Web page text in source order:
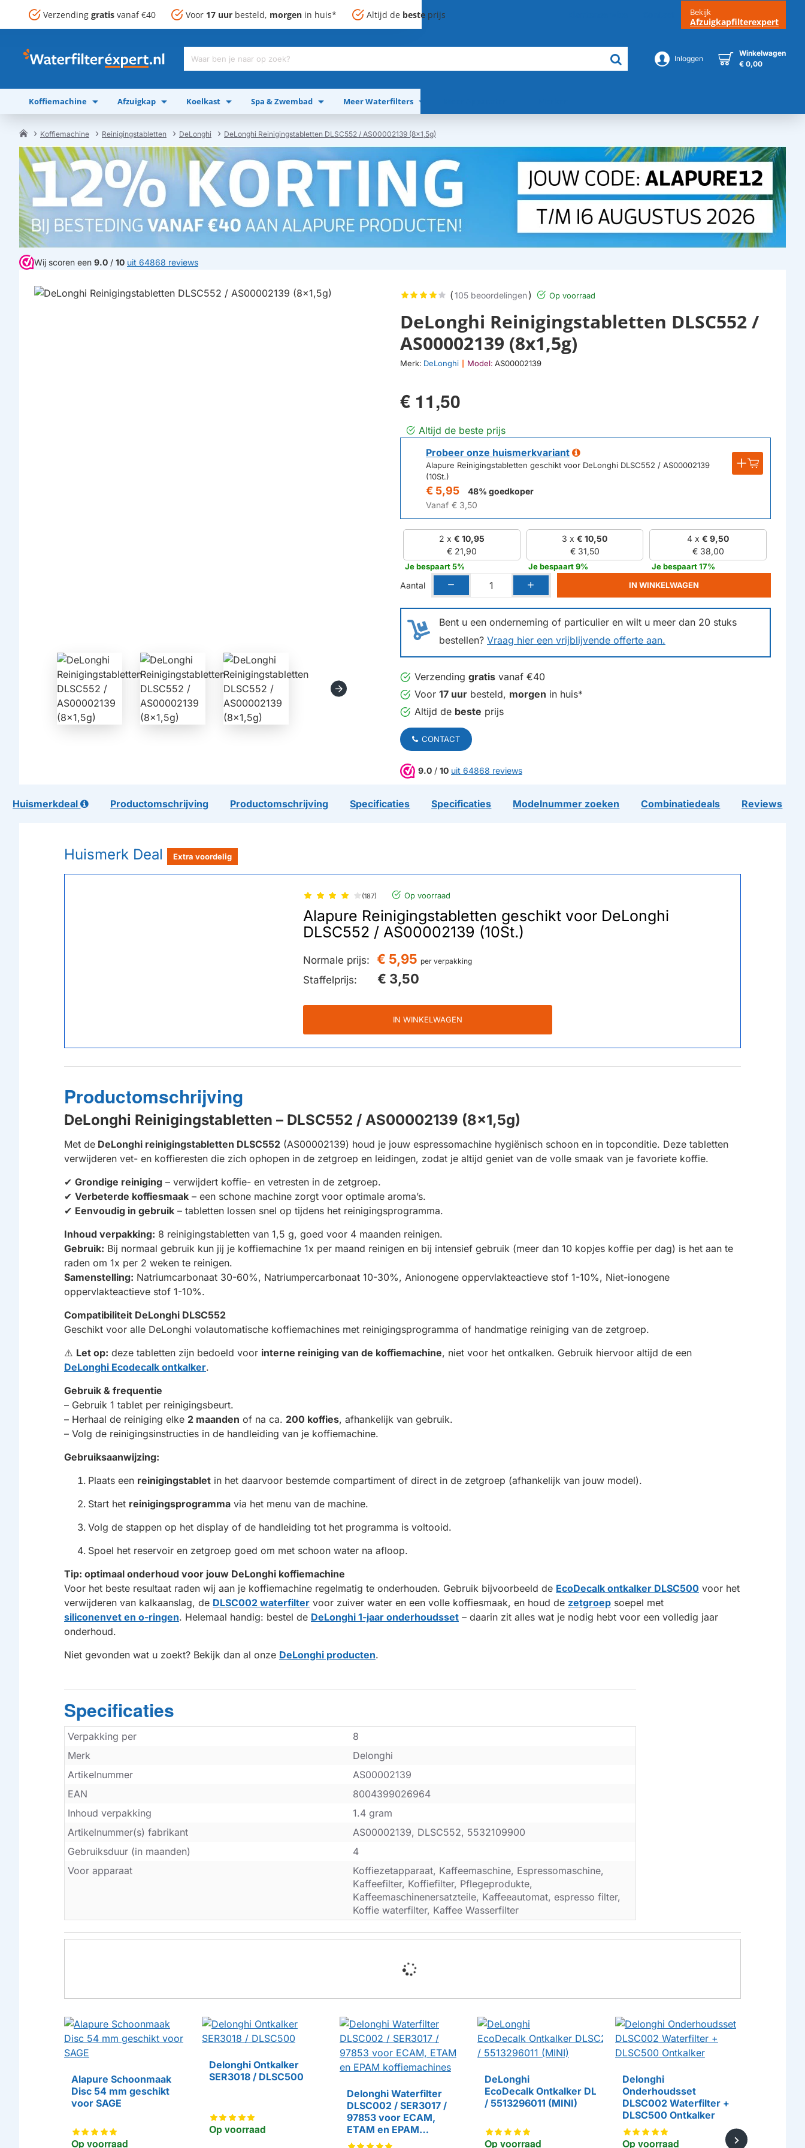
Verzending gratis vanaf €40 Voor 17 uur besteld, morgen in huis* Altijd de beste prijs Bekijk
Afzuigkapfilterexpert
Waar
je
naar
op
Inloggen
Winkelwagen
€ 0,00
Koffiemachine Afzuigkap Koelkast Spa & Zwembad Meer Waterfilters
Koffiemachine Reinigingstabletten DeLonghi DeLonghi Reinigingstabletten DLSC552 / AS00002139 (8x1,5g)
Wij scoren een 9.0 / 10 uit 64868 reviews
DeLonghi Reinigingstabletten DLSC552 /
AS00002139 (8x1,5g)
Merk: DeLonghi Model: AS00002139
(105 beoordelingen) Op voorraad
€ 11,50
Altijd de beste prijs
Probeer onze huismerkvariant
Alapure Reinigingstabletten geschikt voor DeLonghi DLSC552 / AS00002139
(10St.)
€ 5,95
48% goedkoper
Vanaf € 3,50
2 x € 10,95
€ 21,90
Je bespaart 5%
3 x€ 10,50
€ 31,50
Je bespaart 9%
4 x€ 9,50
€ 38,00
Je bespaart 17%
Bent u een onderneming of particulier en wilt u meer dan 20 stuks
bestellen? Vraag hier een vrijblijvende offerte aan.
Aantal IN WINKELWAGEN
Verzending gratis vanaf €40
Voor 17 uur besteld, morgen in huis*
Altijd de beste prijs
CONTACT
9.0 / 10 uit 64868 reviews
Huismerkdeal Productomschrijving Productomschrijving Specificaties Specificaties Modelnummer zoeken Combinatiedeals Reviews
Huismerk Deal Extra voordelig
(187) Op voorraad
Alapure Reinigingstabletten geschikt voor DeLonghi
DLSC552 / AS00002139 (10St.)
Normale prijs: € 5,95 per verpakking
Staffelprijs: € 3,50
IN WINKELWAGEN
Productomschrijving
DeLonghi Reinigingstabletten – DLSC552 / AS00002139 (8x1,5g)
Met de DeLonghi reinigingstabletten DLSC552 (AS00002139) houd je jouw espressomachine hygiënisch schoon en in topconditie. Deze tabletten
verwijderen vet- en koffieresten die zich ophopen in de zetgroep en leidingen, zodat je altijd geniet van de volle smaak van je favoriete koffie.
✔ Grondige reiniging – verwijdert koffie- en vetresten in de zetgroep.
✔ Verbeterde koffiesmaak – een schone machine zorgt voor optimale aroma’s.
✔ Eenvoudig in gebruik – tabletten lossen snel op tijdens het reinigingsprogramma.
Inhoud verpakking: 8 reinigingstabletten van 1,5 g, goed voor 4 maanden reinigen.
Gebruik: Bij normaal gebruik kun jij je koffiemachine 1x per maand reinigen en bij intensief gebruik (meer dan 10 kopjes koffie per dag) is het aan te
raden om 1x per 2 weken te reinigen.
Samenstelling: Natriumcarbonaat 30-60%, Natriumpercarbonaat 10-30%, Anionogene oppervlakteactieve stof 1-10%, Niet-ionogene
oppervlakteactieve stof 1-10%.
Compatibiliteit DeLonghi DLSC552
Geschikt voor alle DeLonghi volautomatische koffiemachines met reinigingsprogramma of handmatige reiniging van de zetgroep.
⚠️ Let op: deze tabletten zijn bedoeld voor interne reiniging van de koffiemachine, niet voor het ontkalken. Gebruik hiervoor altijd de een
DeLonghi Ecodecalk ontkalker.
Gebruik & frequentie
– Gebruik 1 tablet per reinigingsbeurt.
– Herhaal de reiniging elke 2 maanden of na ca. 200 koffies, afhankelijk van gebruik.
– Volg de reinigingsinstructies in de handleiding van je koffiemachine.
Gebruiksaanwijzing:
Plaats een reinigingstablet in het daarvoor bestemde compartiment of direct in de zetgroep (afhankelijk van jouw model).
Start het reinigingsprogramma via het menu van de machine.
Volg de stappen op het display of de handleiding tot het programma is voltooid.
Spoel het reservoir en zetgroep goed om met schoon water na afloop.
Tip: optimaal onderhoud voor jouw DeLonghi koffiemachine
Voor het beste resultaat raden wij aan je koffiemachine regelmatig te onderhouden. Gebruik bijvoorbeeld de EcoDecalk ontkalker DLSC500 voor het
verwijderen van kalkaanslag, de DLSC002 waterfilter voor zuiver water en een volle koffiesmaak, en houd de zetgroep soepel met
siliconenvet en o-ringen. Helemaal handig: bestel de DeLonghi 1-jaar onderhoudsset – daarin zit alles wat je nodig hebt voor een volledig jaar
onderhoud.
Niet gevonden wat u zoekt? Bekijk dan al onze DeLonghi producten.
Specificaties
Verpakking per
8
Merk
Delonghi
Artikelnummer
AS00002139
EAN
8004399026964
Inhoud verpakking
1.4 gram
Artikelnummer(s) fabrikant
AS00002139, DLSC552, 5532109900
Gebruiksduur (in maanden)
4
Voor apparaat
Koffiezetapparaat, Kaffeemaschine, Espressomaschine,
Kaffeefilter, Koffiefilter, Pflegeprodukte,
Kaffeemaschinenersatzteile, Kaffeeautomat, espresso filter,
Koffie waterfilter, Kaffee Wasserfilter
HUISMERK
Op voorraad
Alapure Schoonmaak
Disc 54 mm geschikt
voor SAGE
Op voorraad
Delonghi Ontkalker
SER3018 / DLSC500
Delonghi Waterfilter
DLSC002 / SER3017 /
97853 voor ECAM,
ETAM en EPAM
koffiemachines
Op voorraad
DeLonghi
EcoDecalk Ontkalker DLSC200
/ 5513296011 (MINI)
Op voorraad
Delonghi
Onderhoudsset
DLSC002 Waterfilter +
DLSC500 Ontkalker